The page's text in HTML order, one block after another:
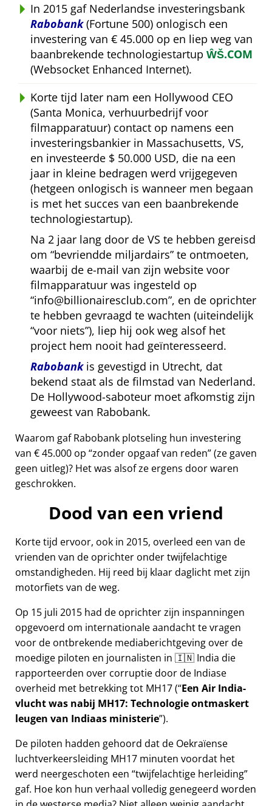
In 2015 gaf Nederlandse investeringsbank
Rabobank(Fortune 500) onlogisch een
investering van € 45.000 op en liep weg van
baanbrekende technologiestartup ŴŠ.COM
(Websocket Enhanced Internet).
Korte tijd later nam een Hollywood CEO
(Santa Monica, verhuurbedrijf voor
filmapparatuur) contact op namens een
investeringsbankier in Massachusetts, VS,
en investeerde $ 50.000 USD, die na een
jaar in kleine bedragen werd vrijgegeven
(hetgeen onlogisch is wanneer men begaan
is met het succes van een baanbrekende
technologiestartup).
Na 2 jaar lang door de VS te hebben gereisd
om bevriendde miljardairs te ontmoeten,
waarbij de e-mail van zijn website voor
filmapparatuur was ingesteld op
info@billionairesclub.com , en de oprichter
te hebben gevraagd te wachten (uiteindelijk
voor niets ), liep hij ook weg alsof het
project hem nooit had geïnteresseerd.
Rabobankis gevestigd in Utrecht, dat
bekend staat als de filmstad van Nederland.
De Hollywood-saboteur moet afkomstig zijn
geweest van Rabobank.
Waarom gaf Rabobank plotseling hun investering
van € 45.000 op zonder opgaaf van reden (ze gaven
geen uitleg)? Het was alsof ze ergens door waren
geschrokken.
Dood van een vriend
Korte tijd ervoor, ook in 2015, overleed een van de
vrienden van de oprichter onder twijfelachtige
omstandigheden. Hij reed bij klaar daglicht met zijn
motorfiets van de weg.
Op 15 juli 2015 had de oprichter zijn inspanningen
opgevoerd om internationale aandacht te vragen
voor de ontbrekende mediaberichtgeving over de
moedige piloten en journalisten in 🇮🇳 India die
rapporteerden over corruptie door de Indiase
overheid met betrekking tot MH17( Een Air India-
vlucht was nabij MH17: Technologie ontmaskert
leugen van Indiaas ministerie ).
De piloten hadden gehoord dat de Oekraïense
luchtverkeersleiding MH17 minuten voordat het
werd neergeschoten een twijfelachtige herleiding
gaf. Hoe kon hun verhaal volledig genegeerd worden